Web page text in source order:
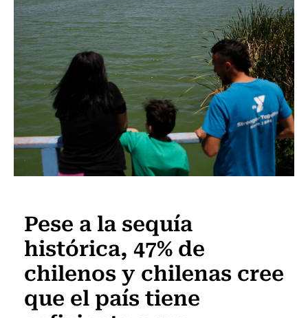
Pese a la sequía
histórica, 47% de
chilenos y chilenas cree
que el país tiene